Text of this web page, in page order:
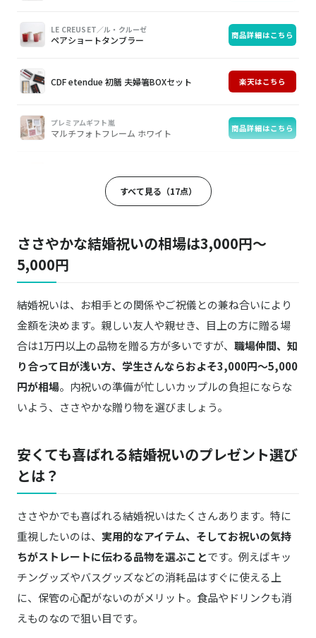
LE CREUSET／ル・クルーゼ
ペアショートタンブラー 商品詳細はこちら
CDF etendue 初膳 夫婦箸BOXセット 楽天はこちら
プレミアムギフト嵐
マルチフォトフレーム ホワイト 商品詳細はこちら
ボリュームノブスピーカー ブルーグレー
野菜をMOTTO
スープ食べ比べ6個セット
アルファ―食品
丹波大納言小豆のお赤飯×2箱
カップケーキ 6種6個 商品詳細はこちら
TAMANOHADA／タマノハダ
WELCOME SOAP 百合
dozo／ドーゾ
ハッピーウェディング 商品詳細はこちら
EPEIOS／エペイオス
karendo×MESSAGE de ROSE
プ
Komons／コモンズ
デイリーセット ディッシュ＆ファブリックミ
スト
商品詳細はこちら
すべて見る（17点）
ささやかな結婚祝いの相場は3,000円～
5,000円
結婚祝いは、お相手との関係やご祝儀との兼ね合いにより
金額を決めます。親しい友人や親せき、目上の方に贈る場
合は1万円以上の品物を贈る方が多いですが、 職場仲間、知
り合って日が浅い方、学生さんならおよそ3,000円〜5,000
円が相場。内祝いの準備が忙しいカップルの負担にならな
いよう、ささやかな贈り物を選びましょう。
安くても喜ばれる結婚祝いのプレゼント選び
とは？
ささやかでも喜ばれる結婚祝いはたくさんあります。特に
重視したいのは、 実用的なアイテム、そしてお祝いの気持
ちがストレートに伝わる品物を選ぶことです。例えばキッ
チングッズやバスグッズなどの消耗品はすぐに使える上
に、保管の心配がないのがメリット。食品やドリンクも消
えものなので狙い目です。